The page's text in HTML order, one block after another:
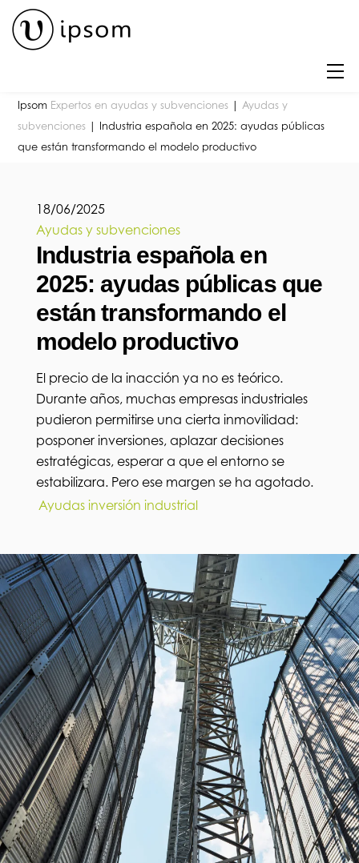
Skip
content
Ipsom Expertos en ayudas y subvenciones |Ayudas y
subvenciones
Industria española en 2025: ayudas públicas
que están transformando el modelo productivo
18/06/2025
Ayudas y subvenciones
Industria española en
2025: ayudas públicas que
están transformando el
modelo productivo
El precio de la inacción ya no es teórico.
Durante años, muchas empresas industriales
pudieron permitirse una cierta inmovilidad:
posponer inversiones, aplazar decisiones
estratégicas, esperar a que el entorno se
estabilizara. Pero ese margen se ha agotado.
Ayudas inversión industrial